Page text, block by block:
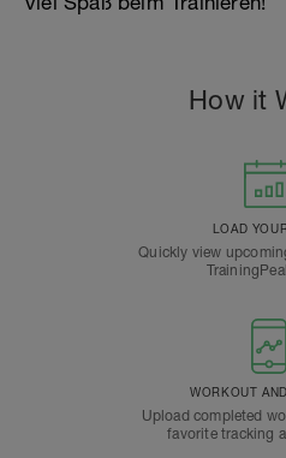
How it
LOAD
Quickly view
WORKOUT
Upload completed
favorite tracking